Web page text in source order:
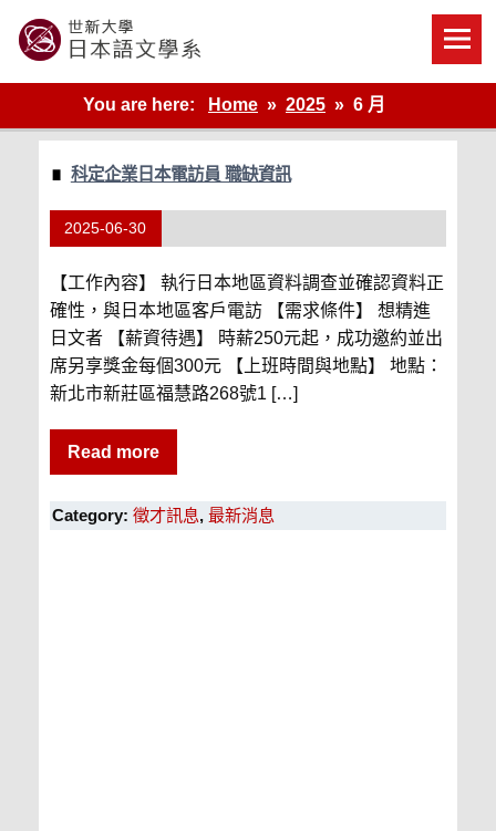
content
世新大學教學單位的網站
You are here:
Home 2025 6 月
科定企業日本電訪員 職缺資訊
2025-06-30
【工作內容】 執行日本地區資料調查並確認資料正
確性，與日本地區客戶電訪 【需求條件】 想精進
日文者 【薪資待遇】 時薪250元起，成功邀約並出
席另享獎金每個300元 【上班時間與地點】 地點：
新北市新莊區福慧路268號1 […]
Read more
Category: 徵才訊息, 最新消息